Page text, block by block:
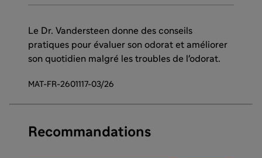
Le Dr. Vandersteen donne des conseils
pratiques pour évaluer son odorat et améliorer
son quotidien malgré les troubles de l'odorat.
MAT-FR-2601117-03/26
Recommandations